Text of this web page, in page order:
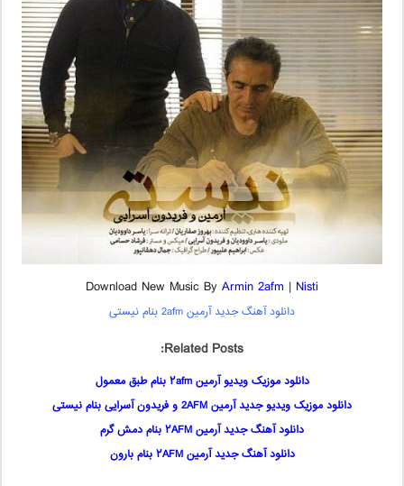
Download New Music By Armin 2afm | Nisti
دانلود آهنگ جدید آرمین 2afm بنام نیستی
Related Posts:
دانلود موزیک ویدیو آرمین ۲afm بنام طبق معمول
دانلود موزیک ویدیو جدید آرمین 2AFM و فریدون آسرایی بنام نیستی
دانلود آهنگ جدید آرمین ۲AFM بنام دمش گرم
دانلود آهنگ جدید آرمین ۲AFM بنام بارون